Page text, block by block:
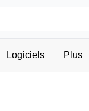
Logiciels Plus